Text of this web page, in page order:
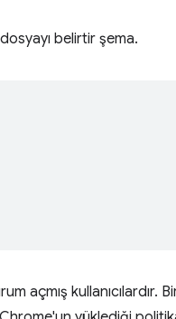
belirtir şema.
açmış kullanıcılardır.